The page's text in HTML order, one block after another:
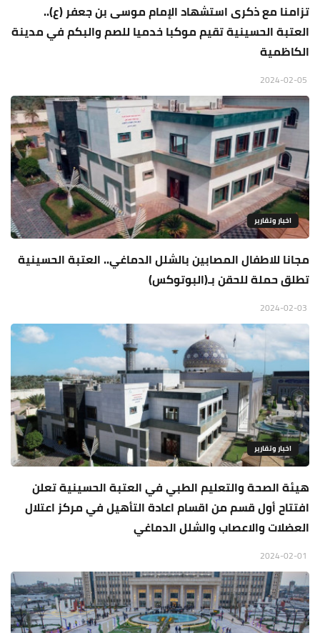
تزامنا مع ذكرى استشهاد الإمام موسى بن جعفر (ع)..
العتبة الحسينية تقيم موكبا خدميا للصم والبكم في مدينة
الكاظمية
اخبار وتقارير
مجانا للاطفال المصابين بالشلل الدماغي.. العتبة الحسينية
تطلق حملة للحقن بـ(البوتوكس)
اخبار وتقارير
هيئة الصحة والتعليم الطبي في العتبة الحسينية تعلن
افتتاح أول قسم من اقسام اعادة التأهيل في مركز اعتلال
العضلات والاعصاب والشلل الدماغي